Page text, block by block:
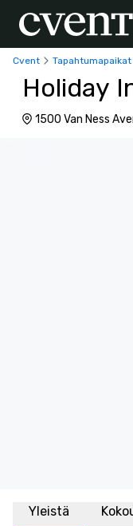
Cvent Tapahtumapaikat
Holiday
1500 Van Ness
Yleistä